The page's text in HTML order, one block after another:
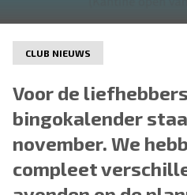
CLUB NIEUWS
Voor de
bingokalender
november. We
compleet